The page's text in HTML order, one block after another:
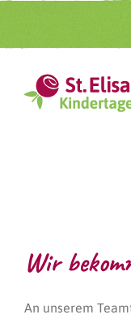
springen
Wir
An unserem